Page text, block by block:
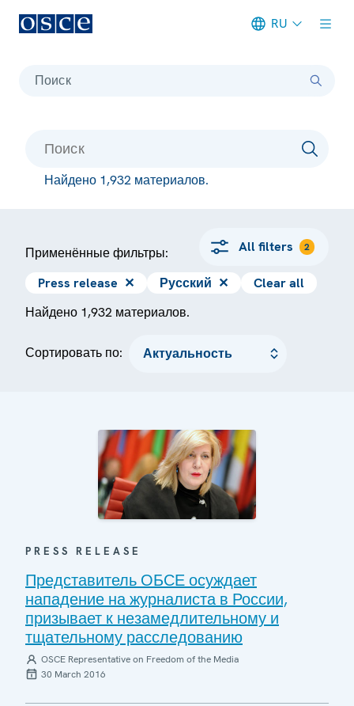
RU
Поиск
Найдено 1,932 материалов.
Применённые фильтры: All filters 2
Press release ✕ Русский ✕
Clear all
Найдено 1,932 материалов.
Сортировать по:
PRESS RELEASE
Представитель ОБСЕ осуждает
нападение на журналиста в России,
призывает к незамедлительному и
тщательному расследованию
OSCE Representative on Freedom of the Media
30 March 2016